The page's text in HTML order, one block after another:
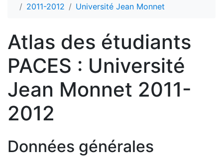
2011-2012
Université Jean Monnet
Atlas des étudiants
PACES : Université
Jean Monnet 2011-
2012
Données générales